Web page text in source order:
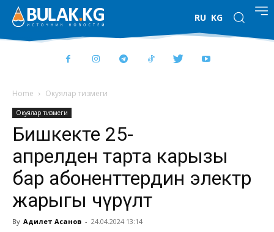
RU KG
Home Окуялар тизмеги
Окуялар тизмеги
Бишкекте 25-
апрелден тарта карызы
бар абоненттердин электр
жарыгы өчүрүлөт
By Адилет Асанов - 24.04.2024 13:14